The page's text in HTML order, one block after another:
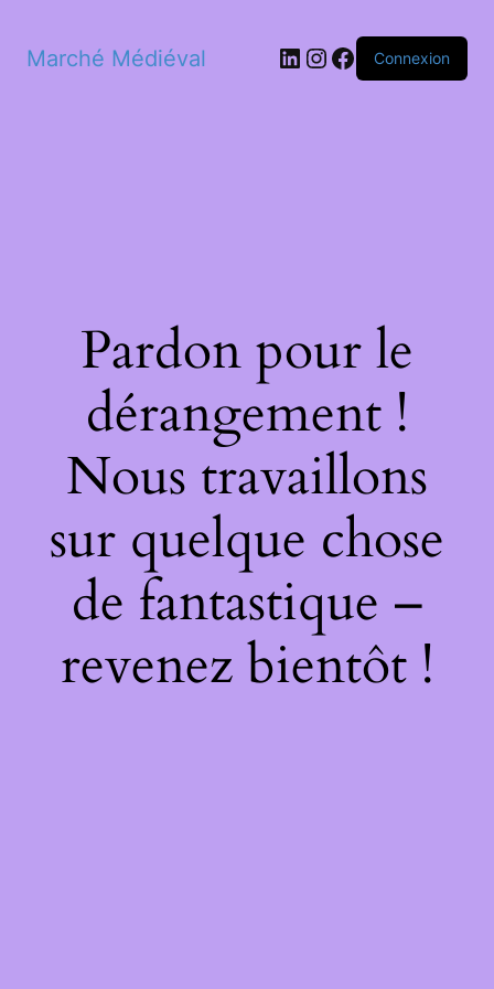
Marché Médiéval LinkedIn
Instagram
Facebook
Connexion
Pardon pour le
dérangement !
Nous travaillons
sur quelque chose
de fantastique –
revenez bientôt !